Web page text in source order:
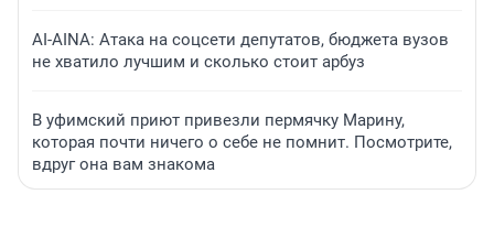
AI-AINA: Атака на соцсети депутатов, бюджета вузов
не хватило лучшим и сколько стоит арбуз
В уфимский приют привезли пермячку Марину,
которая почти ничего о себе не помнит. Посмотрите,
вдруг она вам знакома